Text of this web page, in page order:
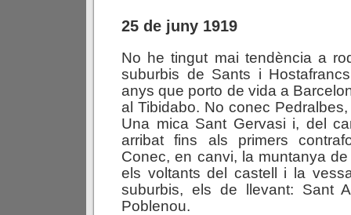
25 de juny 1919
No he tingut mai tendència a
suburbis de Sants i
anys que porto de vida a
al Tibidabo. No conec
Una mica Sant Gervasi i, del
arribat fins als primers
Conec, en canvi, la muntanya
els voltants del castell i la
suburbis, els de llevant: Sant
Poblenou.